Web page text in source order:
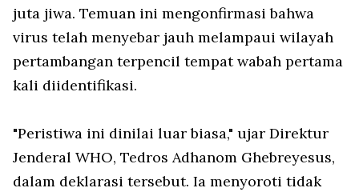
juta jiwa. Temuan ini mengonfirmasi bahwa
virus telah menyebar jauh melampaui wilayah
pertambangan terpencil tempat wabah pertama
kali diidentifikasi.
"Peristiwa ini dinilai luar biasa," ujar Direktur
Jenderal WHO, Tedros Adhanom Ghebreyesus,
dalam deklarasi tersebut. Ia menyoroti tidak